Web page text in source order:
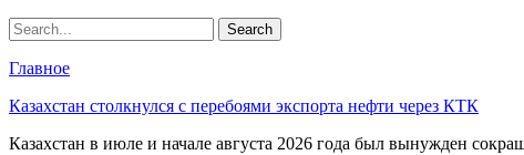
Главное
Казахстан столкнулся с перебоями экспорта нефти через КТК
Казахстан в июле и начале августа 2026 года был вынужден